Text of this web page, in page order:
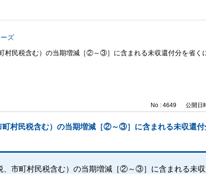
ズ
村民税含む）の当期増減［②～③］に含まれる未収還付分を省く
No : 4649 公開日
村民税含む）の当期増減［②～③］に含まれる未収還付
、市町村民税含む）の当期増減［②～③］に含まれる未